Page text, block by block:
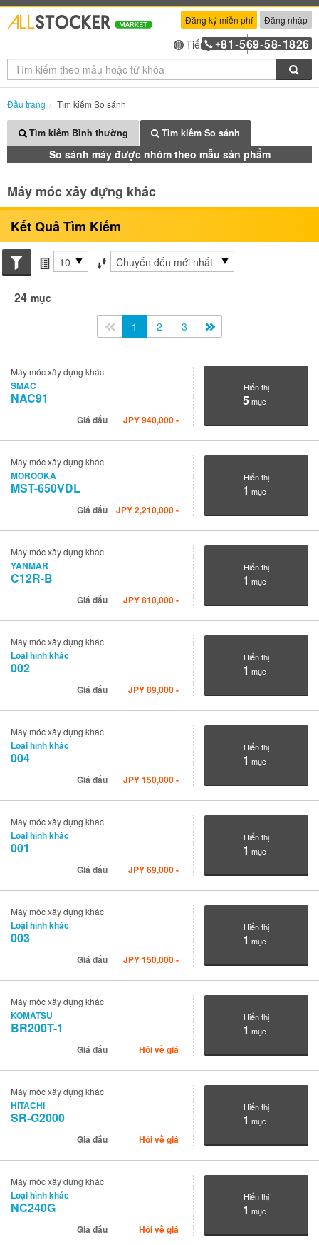
Đăng ký miễn phí Đăng nhập
Tiếng Việt
+81 -569-58-1826
Đầu trang Tìm kiếm So sánh
Tìm kiếm Bình thường Tìm kiếm So sánh
So sánh máy được nhóm theo mẫu sản phẩm
Máy móc xây dựng khác
Kết Quả Tìm Kiếm
Search conditions
các mục mỗi trang
Sắp xếp theo
24 mục
<<1 2 3
Máy móc xây dựng khác
SMAC
NAC91
Giá đấu JPY940,000-
Hiển thị
5mục
Máy móc xây dựng khác
MOROOKA
MST-650VDL
Giá đấu JPY2,210,000-
Hiển thị
1 mục
Máy móc xây dựng khác
YANMAR
C12R-B
Giá đấu JPY810,000-
Hiển thị
1 mục
Máy móc xây dựng khác
Loại hình khác
002
Giá đấu JPY89,000-
Hiển thị
1 mục
Máy móc xây dựng khác
Loại hình khác
004
Giá đấu JPY150,000-
Hiển thị
1 mục
Máy móc xây dựng khác
Loại hình khác
001
Giá đấu JPY69,000-
Hiển thị
1 mục
Máy móc xây dựng khác
Loại hình khác
003
Giá đấu JPY150,000-
Hiển thị
1 mục
Máy móc xây dựng khác
KOMATSU
BR200T-1
Giá đấu Hỏi về giá
Hiển thị
1 mục
Máy móc xây dựng khác
HITACHI
SR-G2000
Giá đấu Hỏi về giá
Hiển thị
1 mục
Máy móc xây dựng khác
Loại hình khác
NC240G
Giá đấu Hỏi về giá
Hiển thị
1 mục